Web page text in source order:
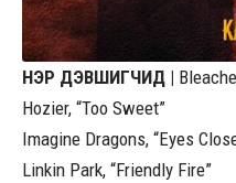
НЭР ДЭВШИГЧИД |
Hozier, “Too Sweet”
Imagine Dragons, “Eyes
Linkin Park, “Friendly Fire”